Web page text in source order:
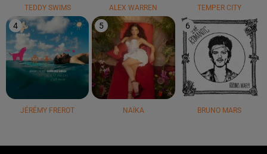
TEDDY SWIMS ALEX WARREN TEMPER CITY
4
JÉRÉMY FREROT
5
NAÏKA
6
BRUNO MARS